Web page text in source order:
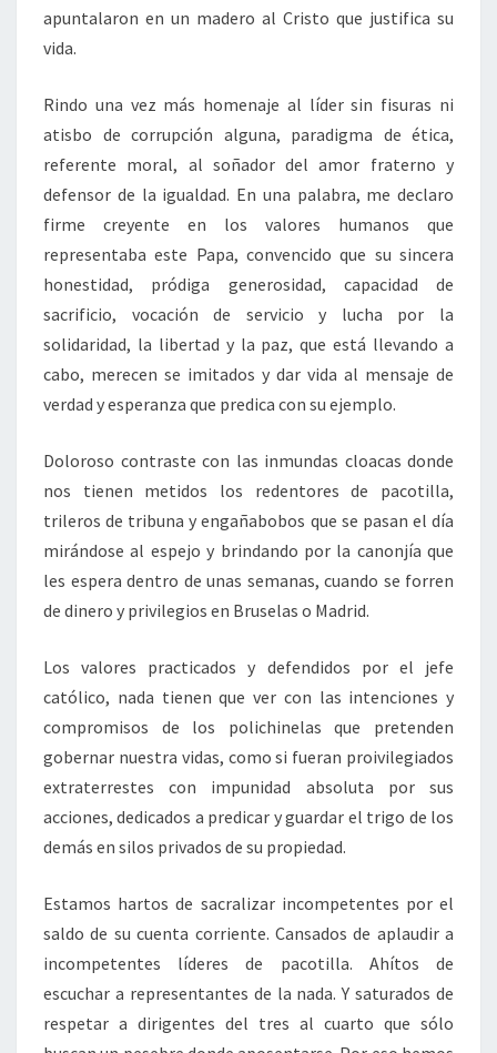
apuntalaron en un madero al Cristo que justifica su
vida.
Rindo una vez más homenaje al líder sin fisuras ni
atisbo de corrupción alguna, paradigma de ética,
referente moral, al soñador del amor fraterno y
defensor de la igualdad. En una palabra, me declaro
firme creyente en los valores humanos que
representaba este Papa, convencido que su sincera
honestidad, pródiga generosidad, capacidad de
sacrificio, vocación de servicio y lucha por la
solidaridad, la libertad y la paz, que está llevando a
cabo, merecen se imitados y dar vida al mensaje de
verdad y esperanza que predica con su ejemplo.
Doloroso contraste con las inmundas cloacas donde
nos tienen metidos los redentores de pacotilla,
trileros de tribuna y engañabobos que se pasan el día
mirándose al espejo y brindando por la canonjía que
les espera dentro de unas semanas, cuando se forren
de dinero y privilegios en Bruselas o Madrid.
Los valores practicados y defendidos por el jefe
católico, nada tienen que ver con las intenciones y
compromisos de los polichinelas que pretenden
gobernar nuestra vidas, como si fueran proivilegiados
extraterrestes con impunidad absoluta por sus
acciones, dedicados a predicar y guardar el trigo de los
demás en silos privados de su propiedad.
Estamos hartos de sacralizar incompetentes por el
saldo de su cuenta corriente. Cansados de aplaudir a
incompetentes líderes de pacotilla. Ahítos de
escuchar a representantes de la nada. Y saturados de
respetar a dirigentes del tres al cuarto que sólo